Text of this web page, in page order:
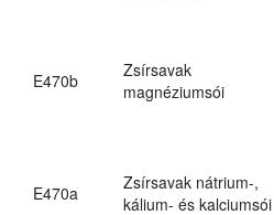
E470b
Zsírsavak
magnéziumsói
E470a
Zsírsavak nátrium-,
kálium- és kalciumsói